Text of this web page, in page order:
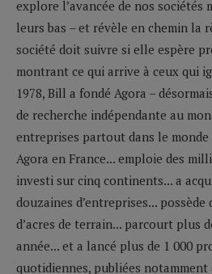
explore l’avancée de nos sociétés
leurs bas – et révèle en chemin la
société doit suivre si elle espère
montrant ce qui arrive à ceux qui
1978, Bill a fondé Agora –
de recherche indépendante au
entreprises partout dans le
Agora en France... emploie des
investi sur cinq continents... a
douzaines d’entreprises...
d’acres de terrain... parcourt plus
année... et a lancé plus de 1 000
quotidiennes, publiées notamment